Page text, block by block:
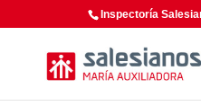
Inspectoría